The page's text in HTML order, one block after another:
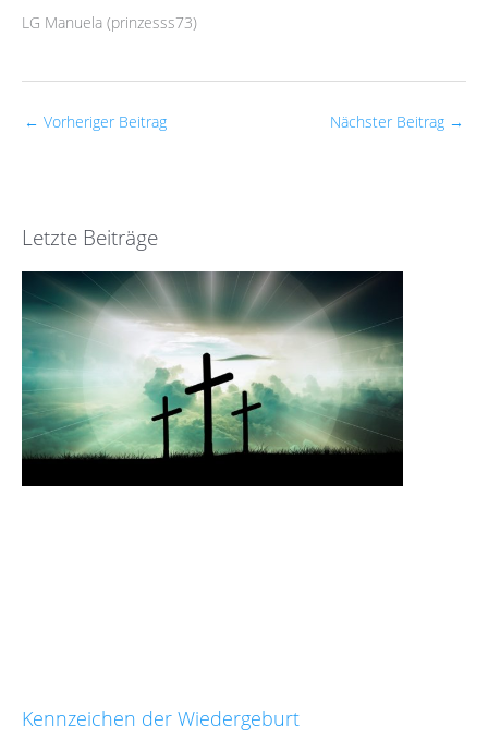
LG Manuela (prinzesss73)
← Vorheriger Beitrag Nächster Beitrag →
Letzte Beiträge
Kennzeichen der Wiedergeburt